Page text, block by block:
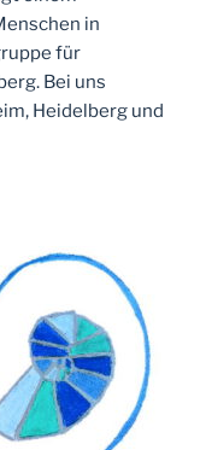
in
für
Bei uns
Heidelberg und